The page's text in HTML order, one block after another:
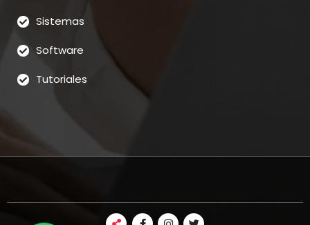
Sistemas
Software
Tutoriales